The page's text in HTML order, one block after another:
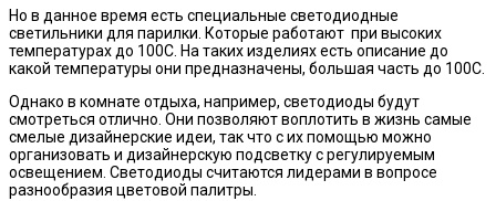
Но в данное время есть специальные светодиодные
светильники для парилки. Которые работают при высоких
температурах до 100С. На таких изделиях есть описание до
какой температуры они предназначены, большая часть до 100С.
Однако в комнате отдыха, например, светодиоды будут
смотреться отлично. Они позволяют воплотить в жизнь самые
смелые дизайнерские идеи, так что с их помощью можно
организовать и дизайнерскую подсветку с регулируемым
освещением. Светодиоды считаются лидерами в вопросе
разнообразия цветовой палитры.